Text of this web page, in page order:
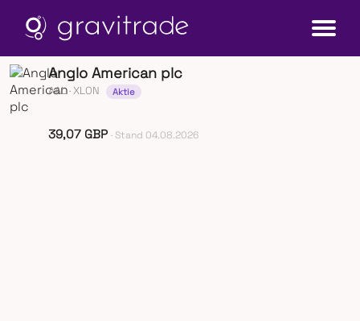
Anglo American plc
AAL· XLON Aktie
39,07 GBP · Stand 04.08.2026